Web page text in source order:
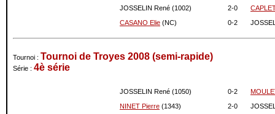
JOSSELIN René (1002)
2-0
CASANO Elie (NC) 0-2
Tournoi : Tournoi de Troyes 2008 (semi-rapide)
Série : 4è série
JOSSELIN René (1050) 0-2
NINET Pierre (1343) 2-0